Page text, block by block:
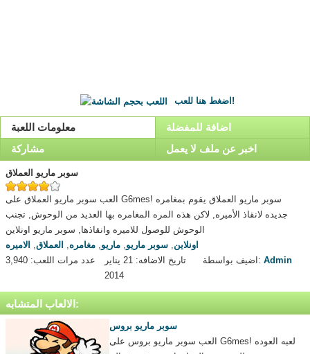
اضغط هنا للعب!
معلومات اللعبة
اضافة للمفضلة
مشاركة
اخبر عن ملف لا يعمل
سوبر ماريو العملاق
العب سوبر ماريو العملاق على G6mes! سوبر ماريو العملاق يقوم بمغامره
جديده لانقاذ الأميره, لاكن هذه المره المغامره بها العديد من الوحوش, تجنب
الوحوش للوصول للاميره وانقاذها, سوبر ماريو اونلاين
اونلاين, سوبر ماريو, ماريو, مغامره, العملاق, الاميره
عدد مرات اللعب: 3,940
تاريخ الاضافه: 21 يناير
2014
اضيف بواسطة:Admin
الالعاب المتشابه:
سوبر ماريو بروس
العب سوبر ماريو بروس على G6mes! لعبه العوده